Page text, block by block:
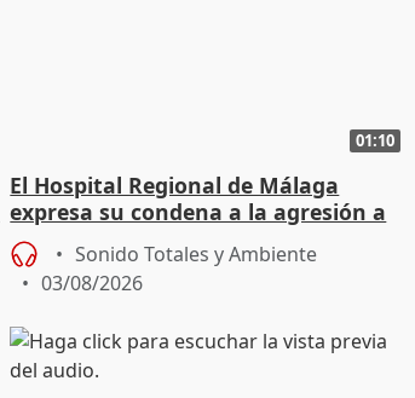
01:10
El Hospital Regional de Málaga
expresa su condena a la agresión a
dos enfermeras de Urgencias
Sonido Totales y Ambiente
03/08/2026